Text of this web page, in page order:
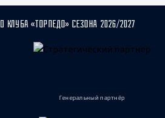
КЛУБА «ТОРПЕДО» СЕЗОНА 2026/2027
Генеральный партнёр